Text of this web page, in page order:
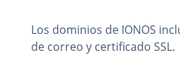
Los dominios de IONOS
de correo y certificado SSL.